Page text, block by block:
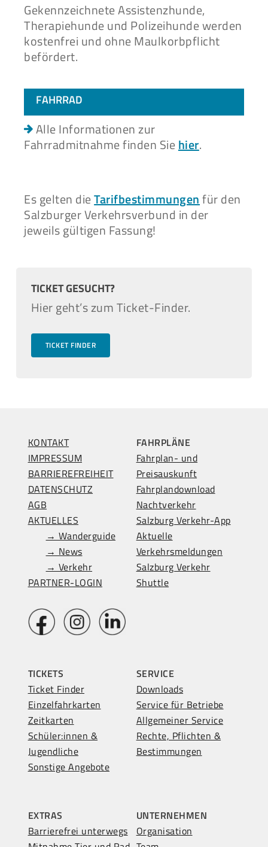
Gekennzeichnete Assistenzhunde,
Therapiehunde und Polizeihunde werden
kostenfrei und ohne Maulkorbpflicht
befördert.
FAHRRAD
Alle Informationen zur
Fahrradmitnahme finden Siehier.
Es gelten dieTarifbestimmungenfür den
Salzburger Verkehrsverbund in der
jeweils gültigen Fassung!
TICKET GESUCHT?
Hier geht’s zum Ticket-Finder.
TICKET FINDER
KONTAKT
IMPRESSUM
BARRIEREFREIHEIT
DATENSCHUTZ
AGB
AKTUELLES
→ Wanderguide
→ News
→ Verkehr
PARTNER-LOGIN
FAHRPLÄNE
Fahrplan- und
Preisauskunft
Fahrplandownload
Nachtverkehr
Salzburg Verkehr-App
Aktuelle
Verkehrsmeldungen
Salzburg Verkehr
Shuttle
TICKETS
Ticket Finder
Einzelfahrkarten
Zeitkarten
Schüler:innen &
Jugendliche
Sonstige Angebote
SERVICE
Downloads
Service für Betriebe
Allgemeiner Service
Rechte, Pflichten &
Bestimmungen
EXTRAS
Barrierefrei unterwegs
UNTERNEHMEN
Organisation